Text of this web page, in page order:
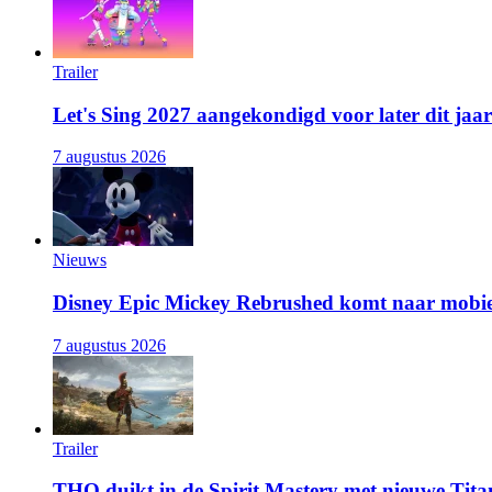
Trailer
Let's Sing 2027 aangekondigd voor later dit jaar
7 augustus 2026
Nieuws
Disney Epic Mickey Rebrushed komt naar
7 augustus 2026
Trailer